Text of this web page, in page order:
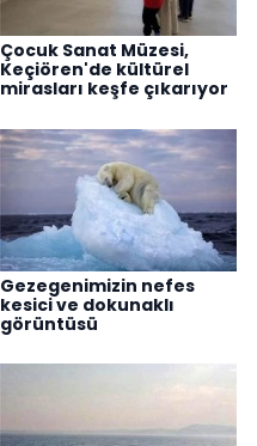
Çocuk Sanat Müzesi,
Keçiören'de kültürel
mirasları keşfe çıkarıyor
Gezegenimizin nefes
kesici ve dokunaklı
görüntüsü